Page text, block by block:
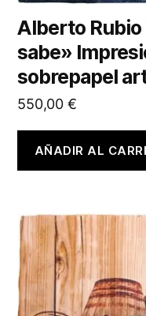
Alberto Rubio
sabe»
sobrepapel
550,00 €
AÑADIR AL